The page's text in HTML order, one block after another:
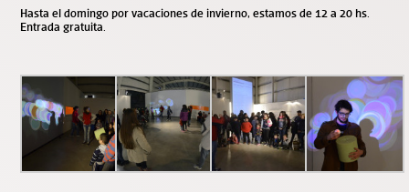
Hasta el domingo por vacaciones de invierno, estamos de 12 a 20 hs.
Entrada gratuita.